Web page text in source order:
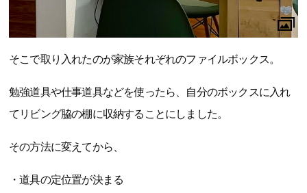
そこで取り入れたのが家族それぞれのファイルボックス。
勉強道具や仕事道具などを使ったら、自分のボックスに入れ
てリビング脇の棚に収納することにしました。
その方法に変えてから、
・道具の定位置が決まる